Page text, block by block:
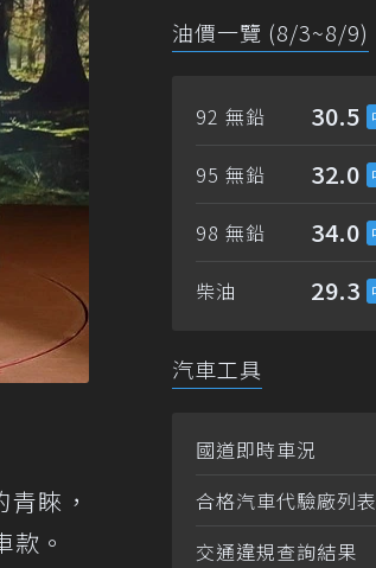
睞，
。
油價一覽 (8/3~8/9)
92 無鉛 30.5
95 無鉛 32.0
98 無鉛 34.0
柴油 29.3
汽車工具
國道即時車況
合格汽車代驗廠列表
交通違規查詢結果